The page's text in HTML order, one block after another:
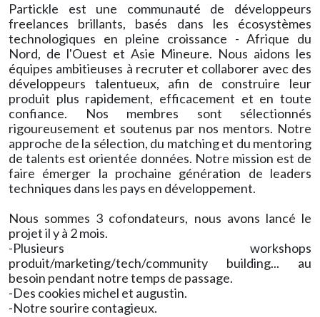
Partickle est une communauté de développeurs
freelances brillants, basés dans les écosystèmes
technologiques en pleine croissance - Afrique du
Nord, de l'Ouest et Asie Mineure. Nous aidons les
équipes ambitieuses à recruter et collaborer avec des
développeurs talentueux, afin de construire leur
produit plus rapidement, efficacement et en toute
confiance. Nos membres sont sélectionnés
rigoureusement et soutenus par nos mentors. Notre
approche de la sélection, du matching et du mentoring
de talents est orientée données. Notre mission est de
faire émerger la prochaine génération de leaders
techniques dans les pays en développement.
Nous sommes 3 cofondateurs, nous avons lancé le
projet il y à 2 mois.
-Plusieurs workshops
produit/marketing/tech/community building... au
besoin pendant notre temps de passage.
-Des cookies michel et augustin.
-Notre sourire contagieux.